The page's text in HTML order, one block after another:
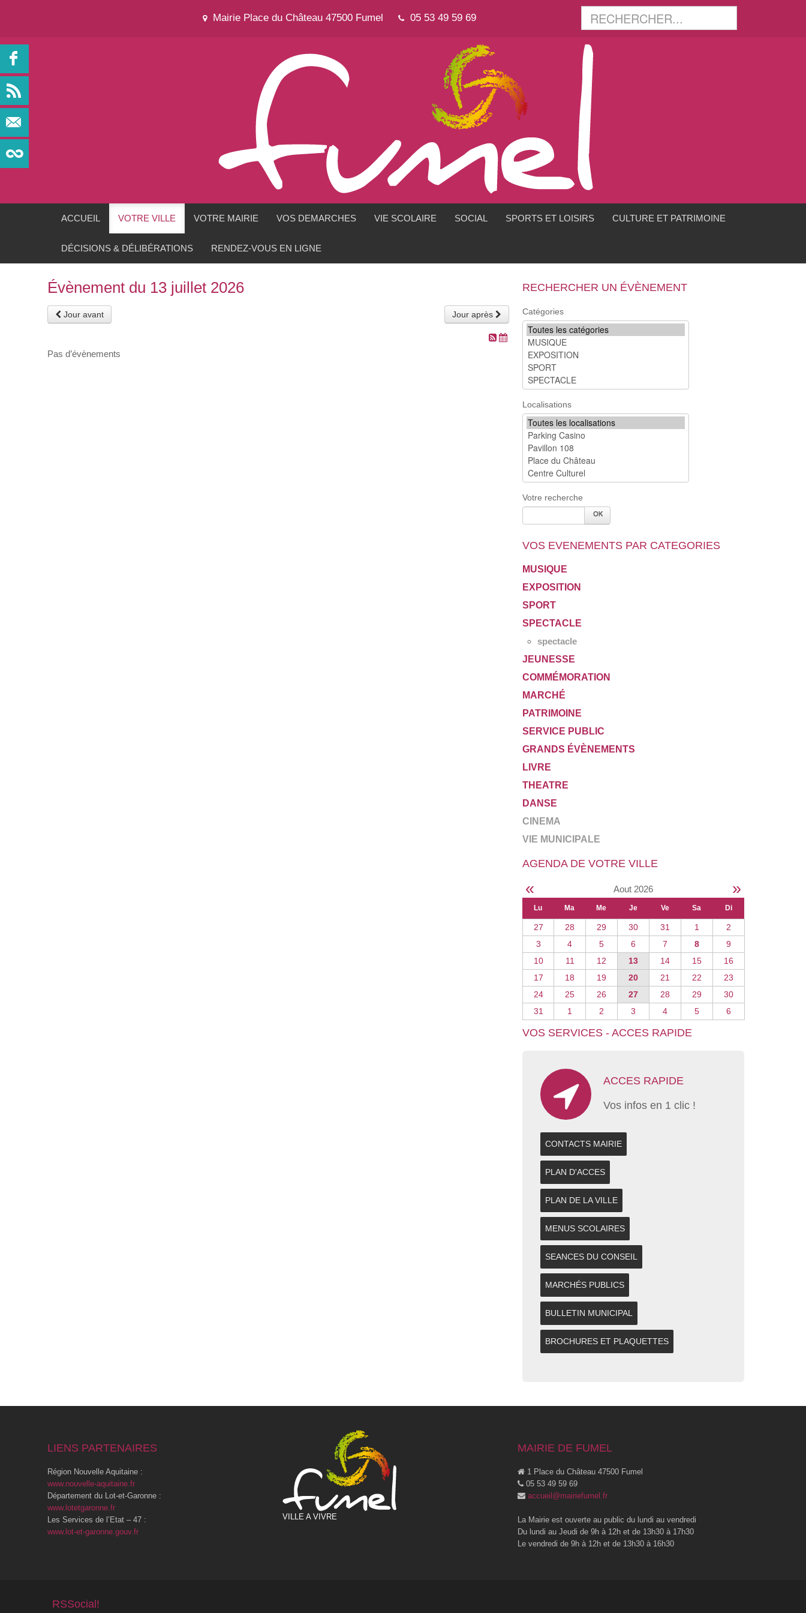
Mairie Place du Château 47500 Fumel 05 53 49 59 69
ACCUEIL VOTRE VILLE VOTRE MAIRIE VOS DEMARCHES VIE SCOLAIRE SOCIAL SPORTS ET LOISIRS CULTURE ET PATRIMOINE
DÉCISIONS & DÉLIBÉRATIONS RENDEZ-VOUS EN LIGNE
Évènement du 13 juillet 2026
Jour avant Jour après
Pas d’évènements
RECHERCHER UN ÉVÈNEMENT
Catégories
Localisations
Votre recherche
VOS EVENEMENTS PAR CATEGORIES
MUSIQUE
EXPOSITION
SPORT
SPECTACLE
spectacle
JEUNESSE
COMMÉMORATION
MARCHÉ
PATRIMOINE
SERVICE PUBLIC
GRANDS ÉVÈNEMENTS
LIVRE
THEATRE
DANSE
CINEMA
VIE MUNICIPALE
AGENDA DE VOTRE VILLE
« Aout 2026 »
Lu Ma Me Je Ve Sa Di
27 28 29 30 31 1
2
3
4 5 6 7 8
9
10
11 12 13 14 15
16
17
18 19 20 21 22
23
24
25 26 27 28 29
30
31
1 2 3 4 5 6
VOS SERVICES - ACCES RAPIDE
ACCES RAPIDE
Vos infos en 1 clic !
CONTACTS MAIRIE
PLAN D'ACCES
PLAN DE LA VILLE
MENUS SCOLAIRES
SEANCES DU CONSEIL
MARCHÉS PUBLICS
BULLETIN MUNICIPAL
BROCHURES ET PLAQUETTES
LIENS PARTENAIRES
Région Nouvelle Aquitaine :
www.nouvelle-aquitaine.fr
Département du Lot-et-Garonne :
www.lotetgaronne.fr
Les Services de l’Etat – 47 :
www.lot-et-garonne.gouv.fr
VILLE A VIVRE
MAIRIE DE FUMEL
1 Place du Château 47500 Fumel
05 53 49 59 69
accueil@mairiefumel.fr
La Mairie est ouverte au public du lundi au vendredi
Du lundi au Jeudi de 9h à 12h et de 13h30 à 17h30
Le vendredi de 9h à 12h et de 13h30 à 16h30
RSSocial!